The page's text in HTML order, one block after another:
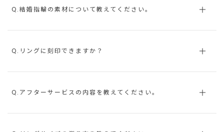
Q.結婚指輪の素材について教えてください。
Q.リングに刻印できますか？
Q.アフターサービスの内容を教えてください。